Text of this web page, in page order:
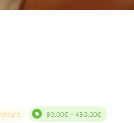
80,00€ - 430,00€